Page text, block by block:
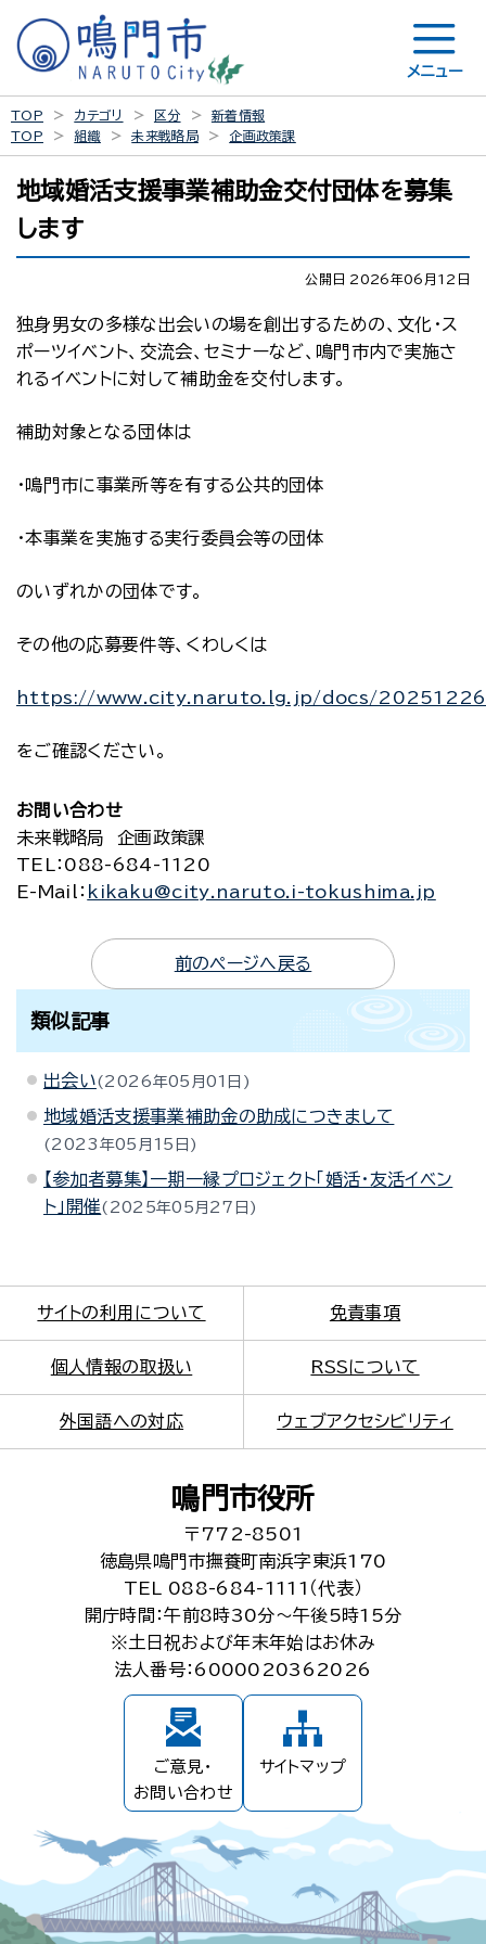
メニュー
TOP カテゴリ 区分
新着情報
TOP
組織 未来戦略局 企画政策課
地域婚活支援事業補助金交付団体を募集
します
公開日 2026年06月12日
独身男女の多様な出会いの場を創出するための、文化・ス
ポーツイベント、交流会、セミナーなど、鳴門市内で実施さ
れるイベントに対して補助金を交付します。
補助対象となる団体は
・鳴門市に事業所等を有する公共的団体
・本事業を実施する実行委員会等の団体
のいずれかの団体です。
その他の応募要件等、くわしくは
https://www.city.naruto.lg.jp/docs/
をご確認ください。
お問い合わせ
未来戦略局 企画政策課
TEL
：088-684-1120
E-Mail
： kikaku@city.naruto.i-tokushima.jp
前のページへ戻る
類似記事
出会い 2026年05月01日
地域婚活支援事業補助金の助成につきまして
2023年05月15日
【参加者募集】一期一縁プロジェクト「婚活・友活イベン
ト」開催
2025年05月27日
サイトの利用について 免責事項
個人情報の取扱い RSSについて
外国語への対応 ウェブアクセシビリティ
鳴門市役所
〒772-8501
徳島県鳴門市撫養町南浜字東浜170
TEL 088-684-1111（代表）
開庁時間：午前8時30分～午後5時15分
※土日祝および年末年始はお休み
法人番号：6000020362026
ご意見・
お問い合わせ
サイトマップ